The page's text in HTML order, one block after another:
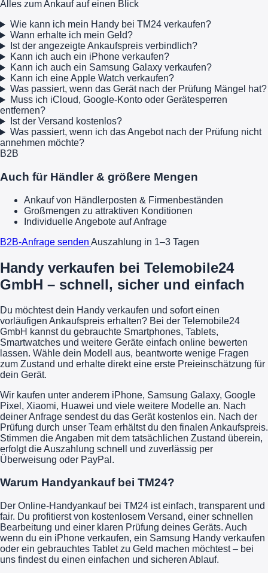
Alles zum Ankauf auf einen Blick
Wie kann ich mein Handy bei TM24 verkaufen?
Wann erhalte ich mein Geld?
Ist der angezeigte Ankaufspreis verbindlich?
Kann ich auch ein iPhone verkaufen?
Kann ich auch ein Samsung Galaxy verkaufen?
Kann ich eine Apple Watch verkaufen?
Was passiert, wenn das Gerät nach der Prüfung Mängel hat?
Muss ich iCloud, Google-Konto oder Gerätesperren
entfernen?
Ist der Versand kostenlos?
Was passiert, wenn ich das Angebot nach der Prüfung nicht
annehmen möchte?
B2B
Auch für Händler & größere Mengen
Ankauf von Händlerposten & Firmenbeständen
Großmengen zu attraktiven Konditionen
Individuelle Angebote auf Anfrage
B2B-Anfrage senden Auszahlung in 1–3 Tagen
Handy verkaufen bei Telemobile24
GmbH – schnell, sicher und einfach
Du möchtest dein Handy verkaufen und sofort einen
vorläufigen Ankaufspreis erhalten? Bei der Telemobile24
GmbH kannst du gebrauchte Smartphones, Tablets,
Smartwatches und weitere Geräte einfach online bewerten
lassen. Wähle dein Modell aus, beantworte wenige Fragen
zum Zustand und erhalte direkt eine erste Preieinschätzung für
dein Gerät.
Wir kaufen unter anderem iPhone, Samsung Galaxy, Google
Pixel, Xiaomi, Huawei und viele weitere Modelle an. Nach
deiner Anfrage sendest du das Gerät kostenlos ein. Nach der
Prüfung durch unser Team erhältst du den finalen Ankaufspreis.
Stimmen die Angaben mit dem tatsächlichen Zustand überein,
erfolgt die Auszahlung schnell und zuverlässig per
Überweisung oder PayPal.
Warum Handyankauf bei TM24?
Der Online-Handyankauf bei TM24 ist einfach, transparent und
fair. Du profitierst von kostenlosem Versand, einer schnellen
Bearbeitung und einer klaren Prüfung deines Geräts. Auch
wenn du ein iPhone verkaufen, ein Samsung Handy verkaufen
oder ein gebrauchtes Tablet zu Geld machen möchtest – bei
uns findest du einen einfachen und sicheren Ablauf.